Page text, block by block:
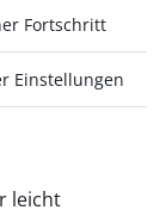
Fortschritt
Einstellungen
leicht